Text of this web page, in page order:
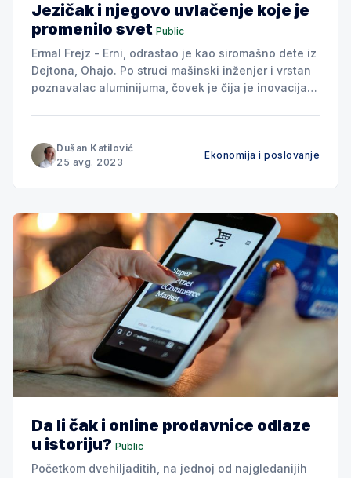
Jezičak i njegovo uvlačenje koje je
promenilo svet Public
Ermal Frejz - Erni, odrastao je kao siromašno dete iz
Dejtona, Ohajo. Po struci mašinski inženjer i vrstan
poznavalac aluminijuma, čovek je čija je inovacija
neznani
Dušan Katilović
25 avg. 2023
Ekonomija i poslovanje
Da li čak i online prodavnice odlaze
u istoriju? Public
Početkom dvehiljaditih, na jednoj od najgledanijih